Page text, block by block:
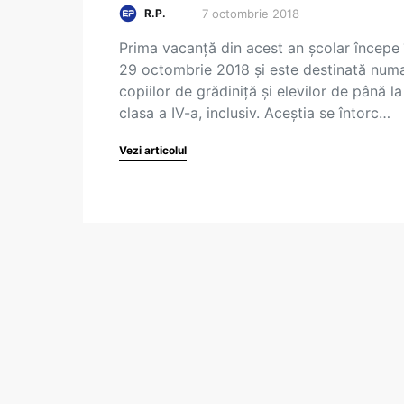
R.P. 7 octombrie 2018
Prima vacanță din acest an școlar începe
29 octombrie 2018 și este destinată
copiilor de grădiniță și elevilor de până la
clasa a IV-a, inclusiv. Aceștia se întorc…
Vezi articolul